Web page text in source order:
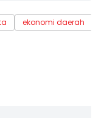
ekonomi daerah